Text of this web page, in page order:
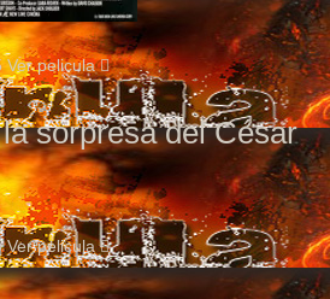
Ver pelicula
sorpresa del César
Ver pelicula